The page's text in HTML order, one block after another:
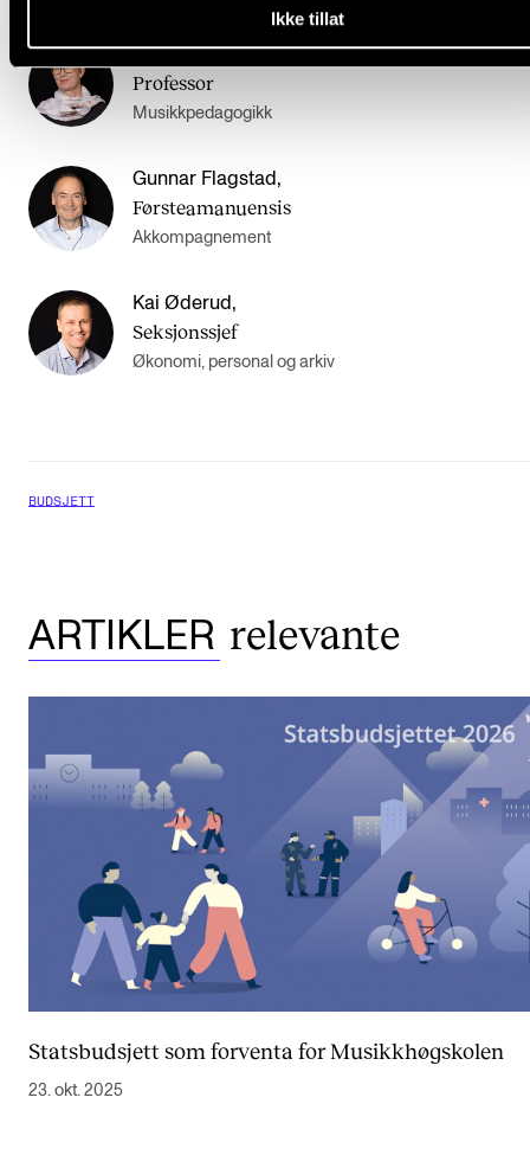
Ikke tillat
Sidsel Karlsen,
Professor
Musikkpedagogikk
Gunnar Flagstad ,
Førsteamanuensis
Akkompagnement
Kai Øderud ,
Seksjonssjef
Økonomi, personal og arkiv
BUDSJETT
ARTIKLER relevante
Statsbudsjett som forventa for Musikkhøgskolen
23. okt. 2025